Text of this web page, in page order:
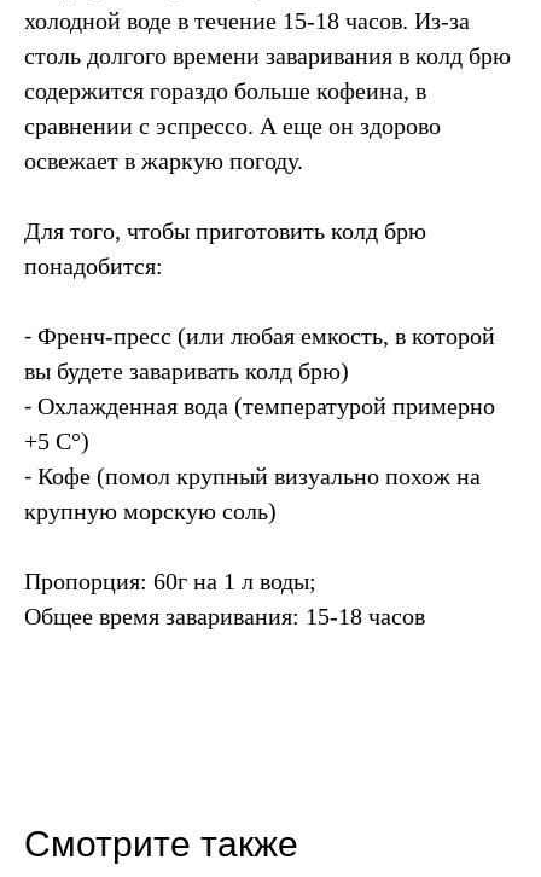
холодной воде в течение 15-18 часов. Из-за
столь долгого времени заваривания в колд брю
содержится гораздо больше кофеина, в
сравнении с эспрессо. А еще он здорово
освежает в жаркую погоду.
Для того, чтобы приготовить колд брю
понадобится:
⁃ Френч-пресс (или любая емкость, в которой
вы будете заваривать колд брю)
⁃ Охлажденная вода (температурой примерно
+5 C°)
⁃ Кофе (помол крупный визуально похож на
крупную морскую соль)
Пропорция: 60г на 1 л воды;
Общее время заваривания: 15-18 часов
Смотрите также